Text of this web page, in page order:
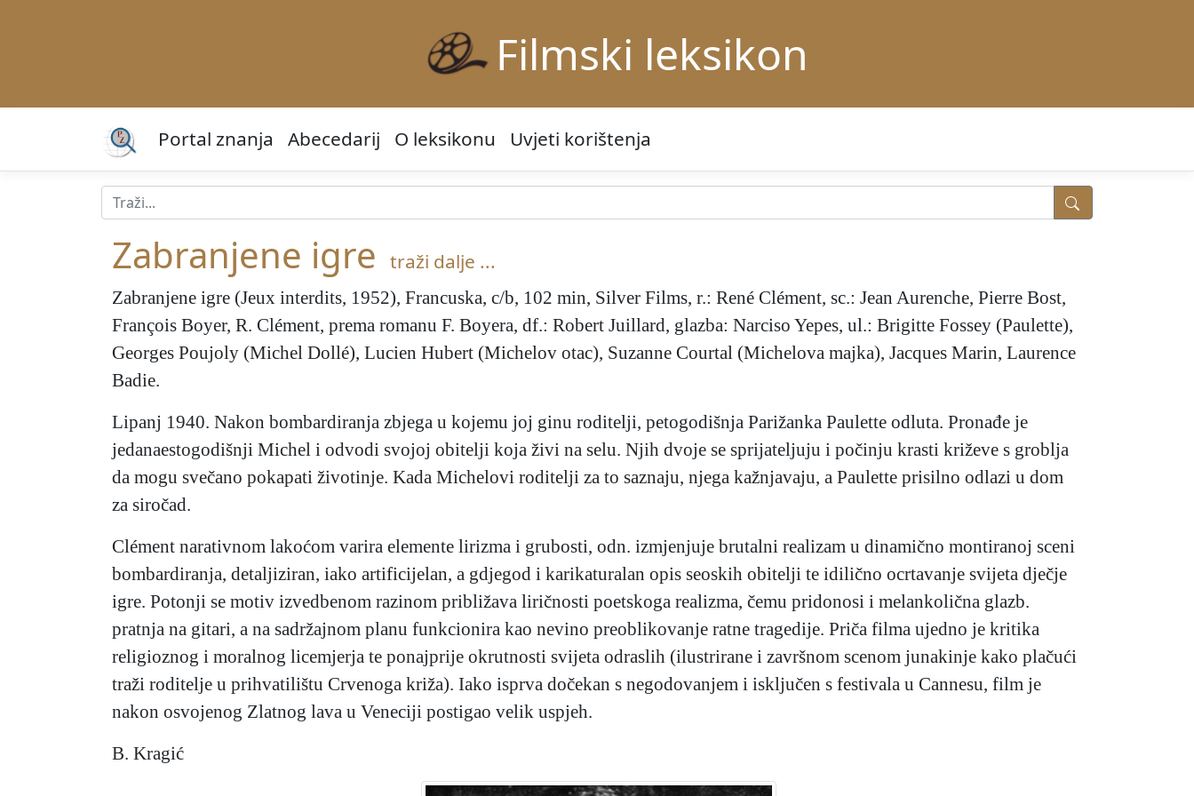
Filmski leksikon
Portal znanja Abecedarij O leksikonu Uvjeti korištenja
Zabranjene igre traži dalje ...
Zabranjene igre (Jeux interdits, 1952), Francuska, c/b, 102 min, Silver Films, r.: René Clément, sc.: Jean Aurenche, Pierre Bost,
François Boyer, R. Clément, prema romanu F. Boyera, df.: Robert Juillard, glazba: Narciso Yepes, ul.: Brigitte Fossey (Paulette),
Georges Poujoly (Michel Dollé), Lucien Hubert (Michelov otac), Suzanne Courtal (Michelova majka), Jacques Marin, Laurence
Badie.
Lipanj 1940. Nakon bombardiranja zbjega u kojemu joj ginu roditelji, petogodišnja Parižanka Paulette odluta. Pronađe je
jedanaestogodišnji Michel i odvodi svojoj obitelji koja živi na selu. Njih dvoje se sprijateljuju i počinju krasti križeve s groblja
da mogu svečano pokapati životinje. Kada Michelovi roditelji za to saznaju, njega kažnjavaju, a Paulette prisilno odlazi u dom
za siročad.
Clément narativnom lakoćom varira elemente lirizma i grubosti, odn. izmjenjuje brutalni realizam u dinamično montiranoj sceni
bombardiranja, detaljiziran, iako artificijelan, a gdjegod i karikaturalan opis seoskih obitelji te idilično ocrtavanje svijeta dječje
igre. Potonji se motiv izvedbenom razinom približava liričnosti poetskoga realizma, čemu pridonosi i melankolična glazb.
pratnja na gitari, a na sadržajnom planu funkcionira kao nevino preoblikovanje ratne tragedije. Priča filma ujedno je kritika
religioznog i moralnog licemjerja te ponajprije okrutnosti svijeta odraslih (ilustrirane i završnom scenom junakinje kako plačući
traži roditelje u prihvatilištu Crvenoga križa). Iako isprva dočekan s negodovanjem i isključen s festivala u Cannesu, film je
nakon osvojenog Zlatnog lava u Veneciji postigao velik uspjeh.
B. Kragić